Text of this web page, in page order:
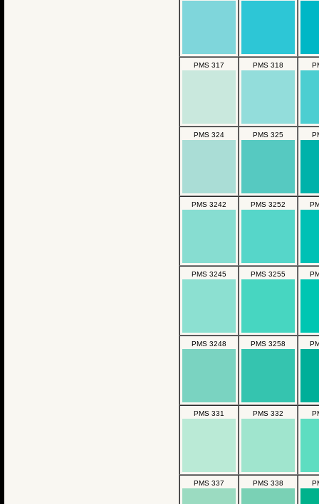
PMS 317 PMS 318
PMS 324 PMS 325
PMS 3242 PMS 3252
PMS 3245 PMS 3255
PMS 3248 PMS 3258
PMS 331 PMS 332
PMS 337 PMS 338